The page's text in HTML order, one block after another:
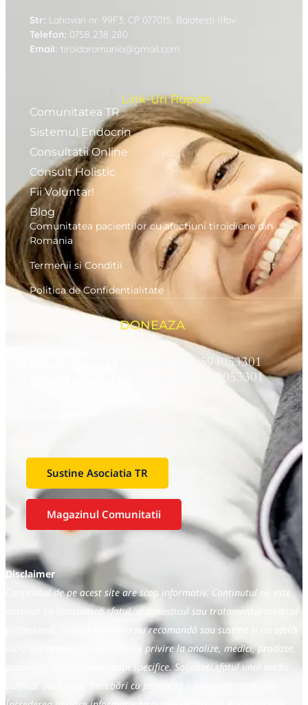
Str: Lahovari nr. 99F3, CP 077015, Balotesti-Ilfov
Telefon: 0758 238 280
Email: tiroidaromania@gmail.com
Link-Uri Rapide
Comunitatea TR
Sistemul Endocrin
Consultatii Online
Consult Holistic
Fii Voluntar!
Blog
Comunitatea pacientilor cu afectiuni tiroidiene din
Romania
Termenii si Conditii
Politica de Confidentialitate
DONEAZA
RON RO95BTRLRONCRT0594053301
EURO RO45BTRLEURCRT0594053301
Sustine Asociatia TR
Magazinul Comunitatii
Disclaimer
Conținutul de pe acest site are scop informativ. Conținutul nu este
destinat să înlocuiască sfatul, diagnosticul sau tratamentul medical
profesional. Tiroida Romania nu recomandă sau susține și nu oferă
nicio declarație sau garanție cu privire la analize, medici, produse,
proceduri sau alte informații specifice. Solicitați sfatul unui medic
calificat dacă aveți întrebări cu privire la o afecțiune medicală.